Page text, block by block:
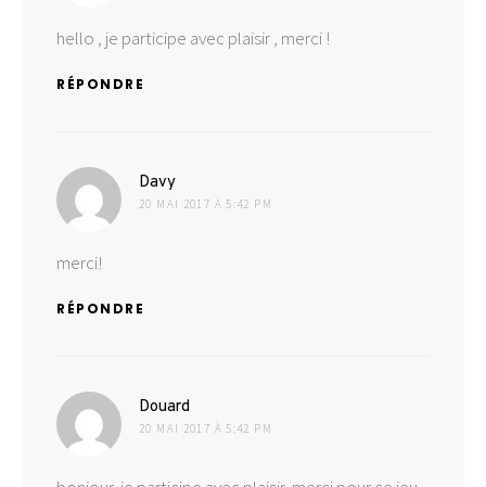
hello , je participe avec plaisir , merci !
RÉPONDRE
Davy
20 MAI 2017 À 5:42 PM
merci!
RÉPONDRE
Douard
20 MAI 2017 À 5:42 PM